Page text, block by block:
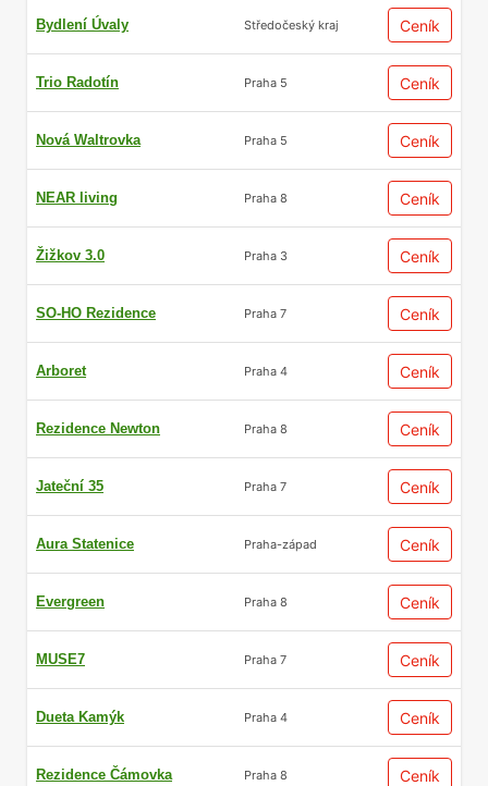
Bydlení Úvaly Středočeský kraj Ceník
Trio Radotín Praha 5 Ceník
Nová Waltrovka Praha 5 Ceník
NEAR living Praha 8 Ceník
Žižkov 3.0 Praha 3 Ceník
SO-HO Rezidence Praha 7 Ceník
Arboret Praha 4 Ceník
Rezidence Newton Praha 8 Ceník
Jateční 35 Praha 7 Ceník
Aura Statenice Praha-západ Ceník
Evergreen Praha 8 Ceník
MUSE7 Praha 7 Ceník
Dueta Kamýk Praha 4 Ceník
Rezidence Čámovka Praha 8 Ceník